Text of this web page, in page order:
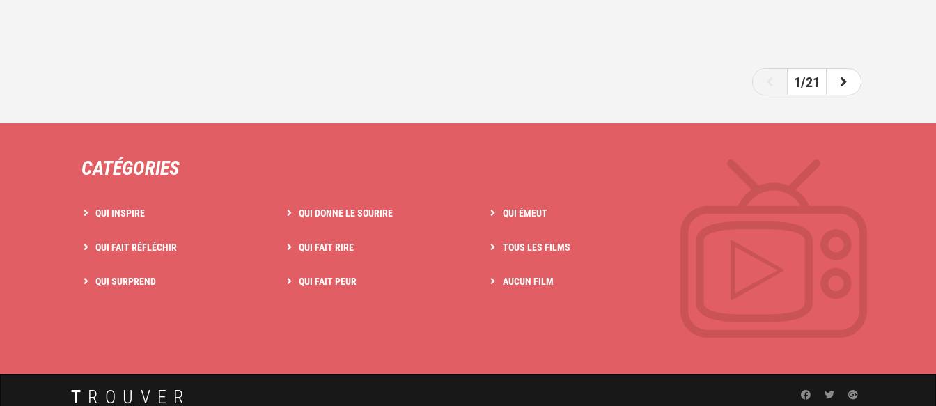
1/21
CATÉGORIES
QUI INSPIRE
QUI FAIT RÉFLÉCHIR
QUI SURPREND
QUI DONNE LE SOURIRE
QUI FAIT RIRE
QUI FAIT PEUR
QUI ÉMEUT
TOUS LES FILMS
AUCUN FILM
T ROUVER